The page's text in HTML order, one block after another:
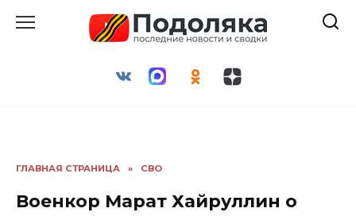
ГЛАВНАЯ СТРАНИЦА » СВО
Военкор Марат Хайруллин о